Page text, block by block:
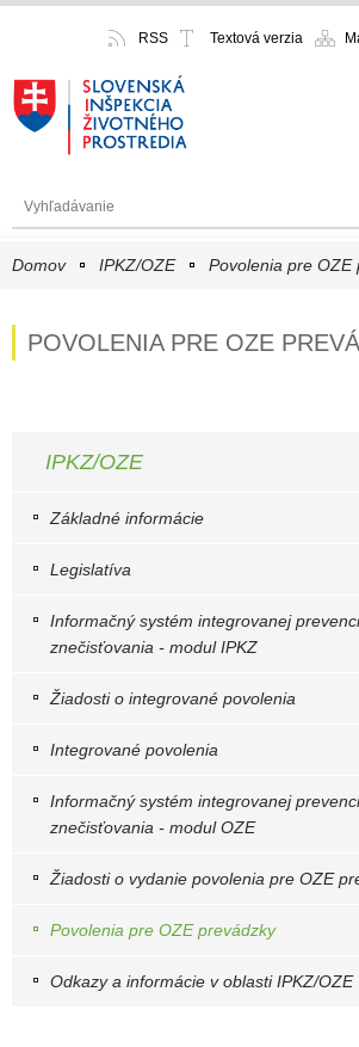
Textová verzia
RSS
Domov IPKZ/OZE Povolenia pre OZE
POVOLENIA PRE OZE
IPKZ/OZE
Základné informácie
Legislatíva
Informačný systém integrovanej
znečisťovania - modul IPKZ
Žiadosti o integrované povolenia
Integrované povolenia
Informačný systém integrovanej
znečisťovania - modul OZE
Žiadosti o vydanie povolenia pre OZE
Povolenia pre OZE prevádzky
Odkazy a informácie v oblasti IPKZ/OZE